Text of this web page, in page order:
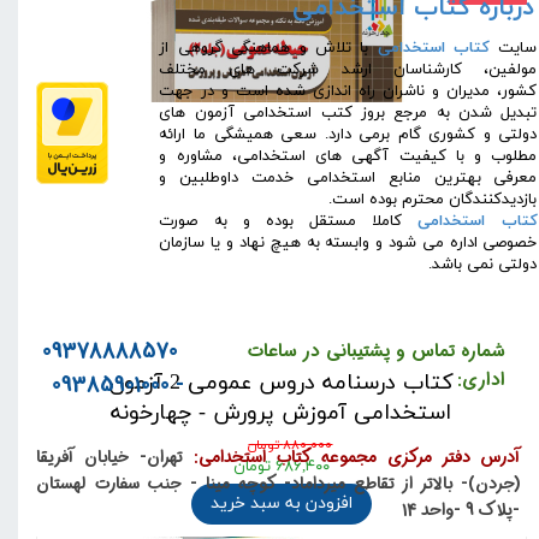
همراه مشخصات:
کتاب درسنامه دروس عمومی 2 آزمون
استخدامی آموزش پرورش - چهارخونه
۸۸۰,۰۰۰ تومان
۶۸۶,۴۰۰ تومان
افزودن به سبد خرید
درباره کتاب استخدامی
​سایت کتاب استخدامیبا تلاش و هماهنگی گروهی از
مولفین، کارشناسان ارشد شرکت های مختلف
کشور، مدیران و ناشران راه اندازی شده است و در جهت
تبدیل شدن به مرجع بروز کتب استخدامی آزمون های
دولتی و کشوری گام برمی دارد. سعی همیشگی ما ارائه
مطلوب و با کیفیت آگهی های استخدامی، مشاوره و
معرفی بهترین منابع استخدامی خدمت داوطلبین و
بازدیدکنندگان محترم بوده است.
کتاب استخدامیکاملا مستقل بوده و به صورت
خصوصی اداره می شود و وابسته به هیچ نهاد و یا سازمان
دولتی نمی باشد.
شماره تماس و پشتیبانی در ساعات
اداری:
09378888570
- 09385901000
آدرس دفتر مرکزی مجموعه کتاب استخدامی: تهران- خیابان آفریقا
(جردن)- بالاتر از تقاطع میرداماد- کوچه مینا - جنب سفارت لهستان
-پلاک 9 -واحد 14